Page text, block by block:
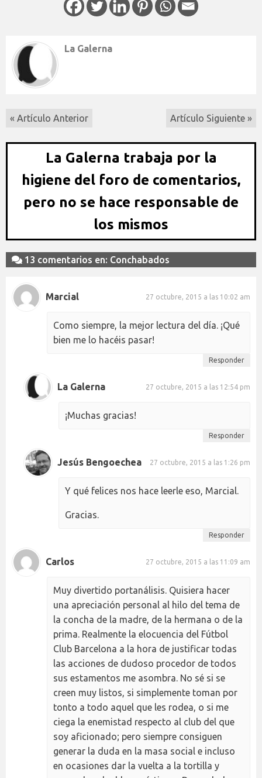
La Galerna
« Artículo Anterior Artículo Siguiente »
La Galerna trabaja por la
higiene del foro de comentarios,
pero no se hace responsable de
los mismos
13 comentarios en: Conchabados
Marcial 27 octubre, 2015 a las 10:02 am
Como siempre, la mejor lectura del día. ¡Qué
bien me lo hacéis pasar!
Responder
La Galerna 27 octubre, 2015 a las 12:54 pm
¡Muchas gracias!
Responder
Jesús Bengoechea 27 octubre, 2015 a las 1:26 pm
Y qué felices nos hace leerle eso, Marcial.
Gracias.
Responder
Carlos 27 octubre, 2015 a las 11:09 am
Muy divertido portanálisis. Quisiera hacer
una apreciación personal al hilo del tema de
la concha de la madre, de la hermana o de la
prima. Realmente la elocuencia del Fútbol
Club Barcelona a la hora de justificar todas
las acciones de dudoso procedor de todos
sus estamentos me asombra. No sé si se
creen muy listos, si simplemente toman por
tonto a todo aquel que les rodea, o si me
ciega la enemistad respecto al club del que
soy aficionado; pero siempre consiguen
generar la duda en la masa social e incluso
en ocasiones dar la vuelta a la tortilla y